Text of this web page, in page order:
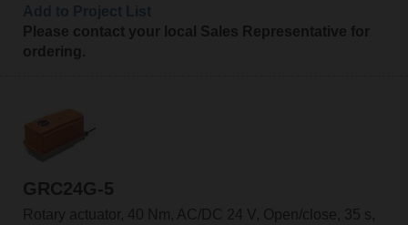
Please contact your local Sales Representative for
ordering.
GRC24G-5
Rotary actuator, 40 Nm, AC/DC 24 V, Open/close, 35 s,